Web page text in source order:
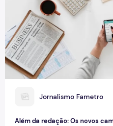
J Jornalismo Fametro
Além da redação: Os novos